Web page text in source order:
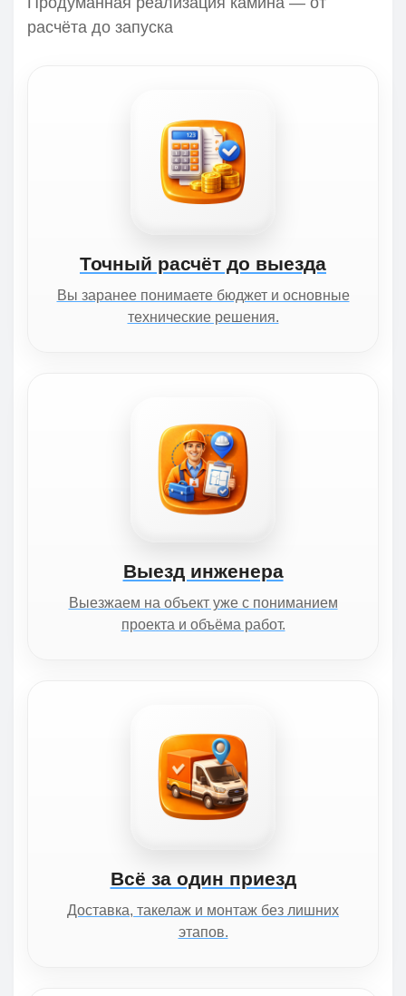
расчёта до запуска
Точный расчёт до выезда
Вы заранее понимаете бюджет и основные
технические решения.
Выезд инженера
Выезжаем на объект уже с пониманием
проекта и объёма работ.
Всё за один приезд
Доставка, такелаж и монтаж без лишних
этапов.